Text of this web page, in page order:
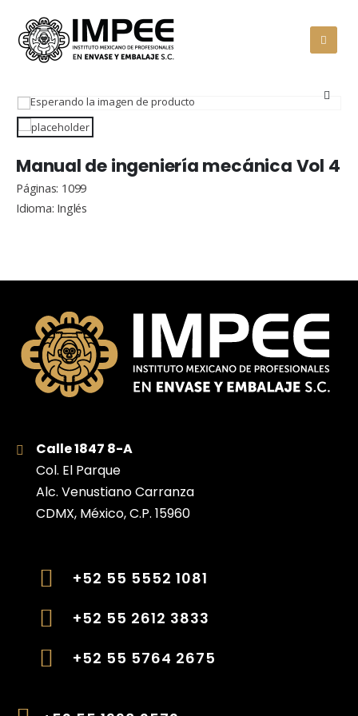
Manual de ingeniería mecánica Vol 4
Páginas: 1099
Idioma: Inglés
Calle 1847 8-A
Col. El Parque
Alc. Venustiano Carranza
CDMX, México, C.P. 15960
+52 55 5552 1081
+52 55 2612 3833
+52 55 5764 2675